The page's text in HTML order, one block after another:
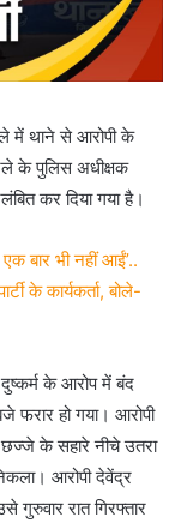
में थाने से आरोपी के
के पुलिस अधीक्षक
कर दिया गया है।
बार भी नहीं आईं’..
के कार्यकर्ता, बोले-
के आरोप में बंद
फरार हो गया। आरोपी
के सहारे नीचे उतरा
आरोपी देवेंद्र
गुरुवार रात गिरफ्तार